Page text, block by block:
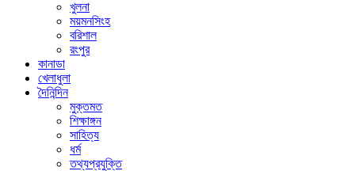
খুলনা
ময়মনসিংহ
বরিশাল
রংপুর
কানাডা
খেলাধুলা
দৈনিন্দিন
মুক্তমত
শিক্ষাঙ্গন
সাহিত্য
ধর্ম
তথ্যপ্রযুক্তি